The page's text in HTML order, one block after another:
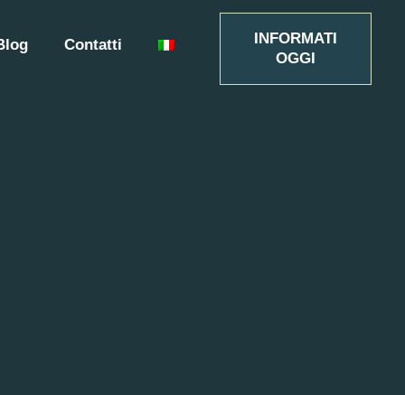
Contatti
INFORMATI
OGGI